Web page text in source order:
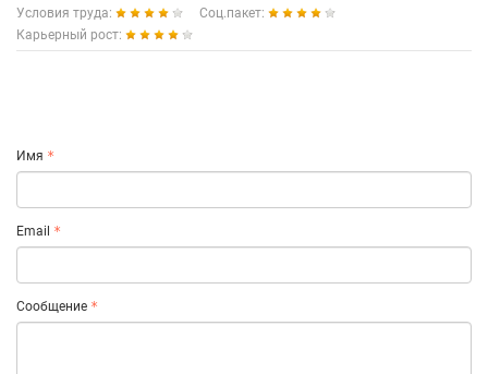
Условия труда:
Соц.пакет:
Карьерный рост:
Имя
Email
Сообщение